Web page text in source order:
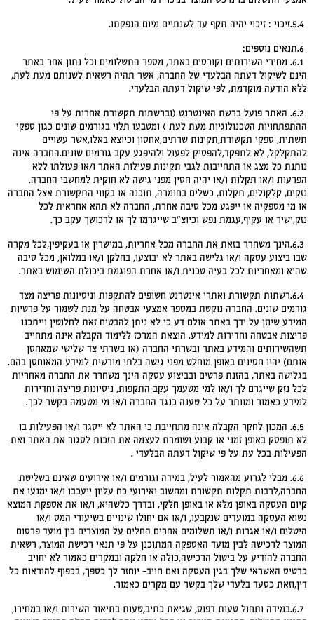
תנאים נוספים:
6.1. מחירי השירותים וקורסים באתר, מספר התשלומים וכל נתון אחר באתר
הינם לשיקול דעתה הבלעדי של החברה, אשר תהיה רשאית לשנותם מעת לעת,
ללא הודעה מוקדמת, לפי שיקול דעתה הבלעדי.
6.2. האתר פועל ברשת האינטרנט (וברשתות תקשורת אחרות על פי
ההתפתחויות הטכנולוגיות מעת לעת ) ומטבעו תלוי בגורמים שונים כגון ספקי
תשתית, ספקי תקשורת,תקינות שרתים,אחסון וכיוצא באלו,אשר עשויים
להתקלקל, לא לתפקד,להפסיק לפעול ולהיפגע עקב גורמים שונים.החברה אינה
נותנת כל מצג או התחייבות לגבי תקינות פעילות האתר ו/או פעולתו ללא
הפרעות ו/או תקלות ו/או יהיה חסין מפני גישה לא חוקית למחשבי החברה.
נזקים, קלקולים, תקלות, כשלים בחומרה, תוכנה או בקווי התקשורת אצל החברה
או מי מספקיה או ייפגע מכל סיבה אחרת, החברה לא תהא אחראית לכל
נזק,ישיר או עקיף,עגמת נפש וכיוצ"ב שייגרמו לך או לרכושך עקב כך.
6.3.הינך משחרר בזאת את החברה מכל אחריות, במישרין או בעקיפין,לכל מקרה
שבו ביצוע עסקה ו/או גלישה באתר לא יבוצעו, בחלקן ו/או במלואן, מכל סיבה
שהיא ומאחריות לכל בעיה טכנית ו/או אחרת הפוגמת ביכולת השימוש באתר.
6.4.רשתות תקשורת ואתרי אינטרנט חשופים להתקפות וניסיונות פריצה מצד
גורמים שונים. החברה נוקטת במספר אמצעי אבטחה על מנת לשמור על פרטיות
המידע שיוזן על ידך באתר אולם דע כי לא ניתן להבטיח זאת לחלוטין וייתכנו
פריצות אבטחה וחדירות למידע. הוצאת המרכז ללימוד הקבלה אינה מתחייב
תשהשירותים והמידע באתר ובשרתי החברה (או בשרתי צד שלישי שמאחסן
אותם) יהיו חסינים באופן מוחלט מפני גישה בלתי מורשית למידע המאוחסן בהם.
בגלישה באתר, בהזנת פרטים ובביצוע עסקה הינך משחרר את החברה מאחריות
לכל נזק שייגרם לך ו/או למי מטעמך עקב התקפות, ניסיונות פריצה וחדירות
למידע כאמור ומוותר על כל טענה כנגד החברה ו/או מי מטעמה בקשר לכך.
6.5. המכון לחקר הקבלה אינה מתחייבת כי האתר לא ייסגר ו/או הפעילות בו
לא תופסק באופן זמני או קבוע ושומרת לעצמה את הזכות לסגור את האתר ואת
הפעילות בכל עת על פי שיקול דעתה הבלעדי .
6.6. מבלי לגרוע מהאמור לעיל, במידה וגורמים ו/או אירועים שאינם בשליטת
החברה,לרבות תקלות תקשורת ומחשוב ואירועי כח עליון ייעכבו ו/או ימנעו את
קיום העסקה באופן מלא או באופן חלקי, ובדרך כלשהיא, ו/או את אספקת המוצא
נשוא העסקה במועדים שנקבעו, ו/או אם יחולו שינויים בשיעורי המס ו/או
היטלים ו/או אגרות ו/או תשלומים אחרים החלים על המוצרים בין מועד פרסום
המוצר לרכישה לבין מועד האספקה המתוכנן על פי תנאי רכישת המוצר, רשאית
החברה להודיע על ביטול הרכישה,כולה או חלקה ובמקרים כאמור לא יחויב
כרטיס האשראי שלך בגין העסקה ואם חויב- יוחזר לך כספך, בכפוף להוראות כל
דין,וזאת כסעד בלעדי שלך בקשר עם מקרים כאמור.
6.7.במידה ותחול טעות דפוס, שגיאת כתיב,טעות בתיאור השירות ו/או במחירו,